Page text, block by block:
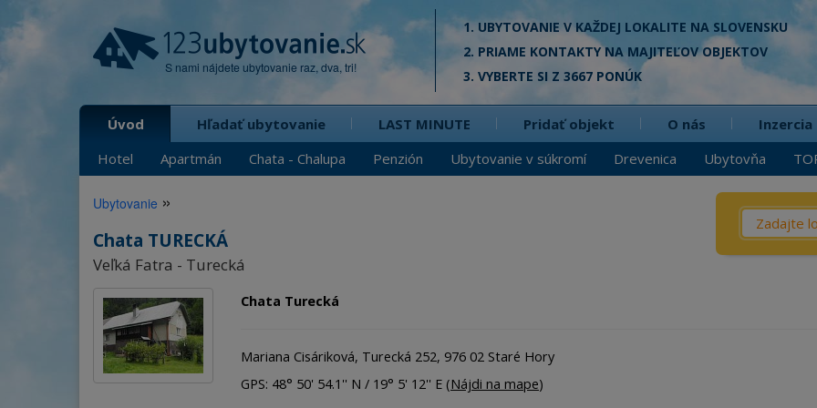
S nami nájdete ubytovanie raz, dva, tri!
1. UBYTOVANIE V KAŽDEJ LOKALITE NA SLOVENSKU
2. PRIAME KONTAKTY NA MAJITEĽOV OBJEKTOV
3. VYBERTE SI Z 3667 PONÚK
Úvod
Hotel
Apartmán Chata - Chalupa Penzión Ubytovanie v súkromí Drevenica Ubytovňa
Hľadať ubytovanie LAST MINUTE Pridať objekt O nás Inzercia
Čo? /
Ubytovanie »
Chata TURECKÁ
Veľká Fatra - Turecká
Chata Turecká
Mariana Cisáriková, Turecká 252, 976 02 Staré Hory
GPS: 48° 50' 54.1'' N / 19° 5' 12'' E (Nájdi na mape)